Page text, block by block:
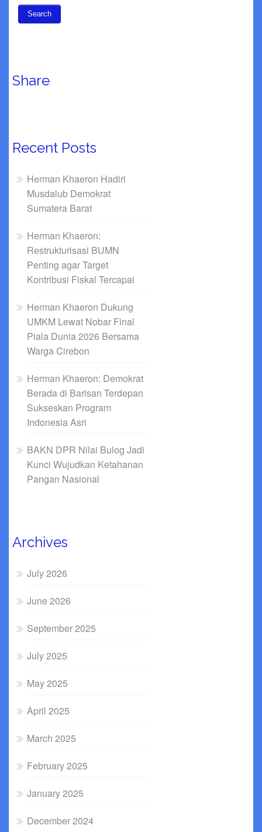
Share
Recent Posts
Herman Khaeron Hadiri
Musdalub Demokrat
Sumatera Barat
Herman Khaeron:
Restrukturisasi BUMN
Penting agar Target
Kontribusi Fiskal Tercapai
Herman Khaeron Dukung
UMKM Lewat Nobar Final
Piala Dunia 2026 Bersama
Warga Cirebon
Herman Khaeron: Demokrat
Berada di Barisan Terdepan
Sukseskan Program
Indonesia Asri
BAKN DPR Nilai Bulog Jadi
Kunci Wujudkan Ketahanan
Pangan Nasional
Archives
July 2026
June 2026
September 2025
July 2025
May 2025
April 2025
March 2025
February 2025
January 2025
December 2024